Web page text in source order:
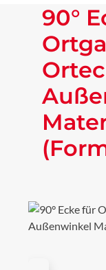
90°
Bildergalerie